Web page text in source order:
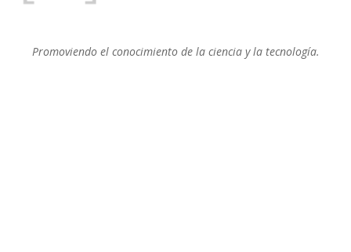
Promoviendo el conocimiento de la ciencia y la tecnología.